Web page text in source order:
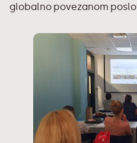
globalno povezanom